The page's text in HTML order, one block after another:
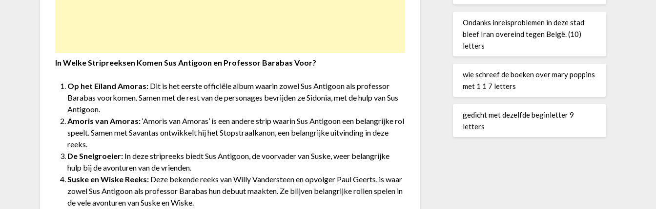
In Welke Stripreeksen Komen Sus Antigoon en Professor Barabas Voor?
Op het Eiland Amoras: Dit is het eerste officiële album waarin zowel Sus Antigoon als professor
Barabas voorkomen. Samen met de rest van de personages bevrijden ze Sidonia, met de hulp van Sus
Antigoon.
Amoris van Amoras:‘Amoris van Amoras’ is een andere strip waarin Sus Antigoon een belangrijke rol
speelt. Samen met Savantas ontwikkelt hij het Stopstraalkanon, een belangrijke uitvinding in deze
reeks.
De Snelgroeier: In deze stripreeks biedt Sus Antigoon, de voorvader van Suske, weer belangrijke
hulp bij de avonturen van de vrienden.
Suske en Wiske Reeks: Deze bekende reeks van Willy Vandersteen en opvolger Paul Geerts, is waar
zowel Sus Antigoon als professor Barabas hun debuut maakten. Ze blijven belangrijke rollen spelen in
de vele avonturen van Suske en Wiske.
Ondanks inreisproblemen in deze stad
bleef Iran overeind tegen Belgë. (10)
letters
wie schreef de boeken over mary poppins
met 1 1 7 letters
gedicht met dezelfde beginletter 9
letters